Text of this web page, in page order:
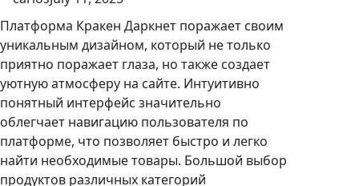
Платформа Кракен Даркнет поражает своим
уникальным дизайном, который не только
приятно поражает глаза, но также создает
уютную атмосферу на сайте. Интуитивно
понятный интерфейс значительно
облегчает навигацию пользователя по
платформе, что позволяет быстро и легко
найти необходимые товары. Большой выбор
продуктов различных категорий